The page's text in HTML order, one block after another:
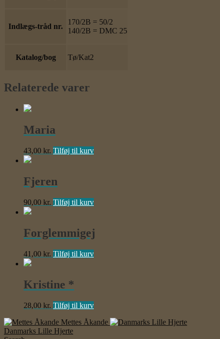
Indlægs-tråd nr.
170/2B = 50/2
140/2B = DMC 25
Katalog/bog Tø/Kat2
Relaterede varer
Maria
43,00 kr. Tilføj til kurv
Fjeren
90,00 kr. Tilføj til kurv
Forglemmigej
41,00 kr. Tilføj til kurv
Kristine *
28,00 kr. Tilføj til kurv
Mettes Åkande
Danmarks Lille Hjerte